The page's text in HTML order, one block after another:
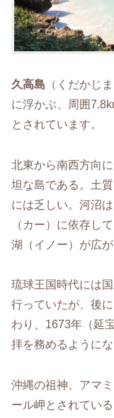
久高島 （くだかじ
に浮かぶ、周囲
とされています。
北東から南西方向
坦な島である。土
には乏しい。河沼
（カー）に依存し
湖（イノー）が広が
琉球王国時代には
行っていたが、後
わり、1673年（延
拝を務めるようにな
沖縄の祖神、アマ
ール岬とされている